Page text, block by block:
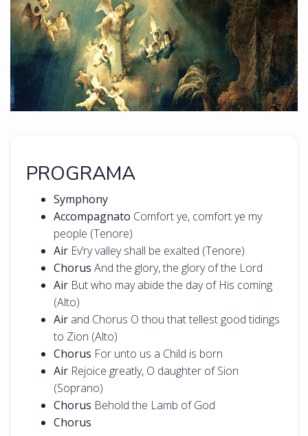
PROGRAMA
Symphony
Accompagnato Comfort ye, comfort ye my
people (Tenore)
Air Ev’ry valley shall be exalted (Tenore)
Chorus And the glory, the glory of the Lord
Air But who may abide the day of His coming
(Alto)
Air and Chorus O thou that tellest good tidings
to Zion (Alto)
Chorus For unto us a Child is born
Air Rejoice greatly, O daughter of Sion
(Soprano)
Chorus Behold the Lamb of God
Chorus